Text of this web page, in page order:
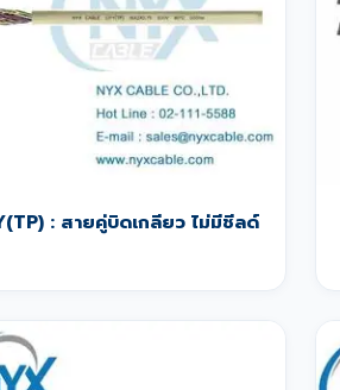
: สายคู่บิดเกลียว ไม่มีชีลด์